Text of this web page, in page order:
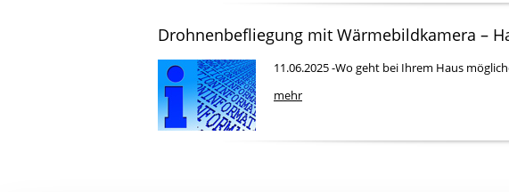
Drohnenbefliegung mit Wärmebildkamera –
11.06.2025 -Wo geht bei Ihrem Haus
mehr